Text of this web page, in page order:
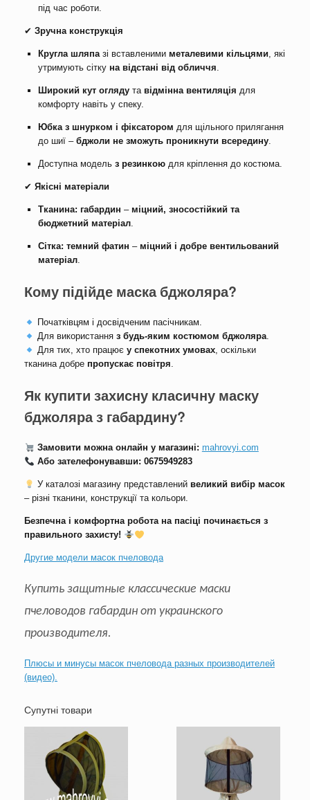
під час роботи.
✔ Зручна конструкція
Кругла шляпазі вставленими металевими кільцями, які
утримують сітку на відстані від обличчя.
Широкий кут оглядута відмінна вентиляція для
комфорту навіть у спеку.
Юбка з шнурком і фіксатором для щільного прилягання
до шиї – бджоли не зможуть проникнути всередину.
Доступна модель з резинкоюдля кріплення до костюма.
✔ Якісні матеріали
Тканина: габардин – міцний, зносостійкий та
бюджетний матеріал.
Сітка: темний фатин – міцний і добре вентильований
матеріал.
Кому підійде маска бджоляра?
Початківцям і досвідченим пасічникам.
Для використання з будь-яким костюмом бджоляра.
Для тих, хто працює у спекотних умовах, оскільки
тканина добре пропускає повітря.
Як купити захисну класичну маску
бджоляра з габардину?
Замовити можна онлайн у магазині: mahrovyi.com
Або зателефонувавши: 0675949283
У каталозі магазину представлений великий вибір масок
– різні тканини, конструкції та кольори.
Безпечна і комфортна робота на пасіці починається з
правильного захисту!
Другие модели масок пчеловода
Купить защитные классические маски
пчеловодов габардин от украинского
производителя.
Плюсы и минусы масок пчеловода разных производителей
(видео).
Супутні товари